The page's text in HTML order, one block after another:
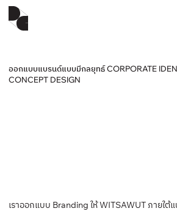
ออกแบบแบรนด์แบบมีกลยุทธ์ CORPORATE
CONCEPT DESIGN
เราออกแบบ Branding ให้ WITSAWUT ภายใต้